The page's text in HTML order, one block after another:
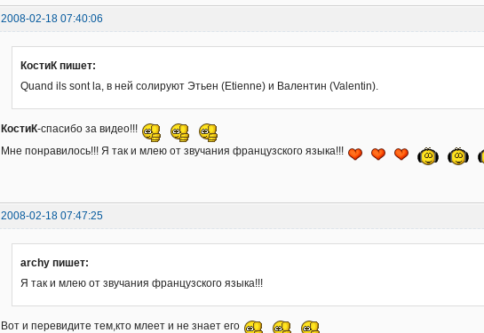
2008-02-18 07:40:06
КостиК пишет:
Quand ils sont la, в ней солируют Этьен (Etienne) и Валентин (Valentin).
КостиК-спасибо за видео!!!
Мне понравилось!!! Я так и млею от звучания французского языка!!!
2008-02-18 07:47:25
archy пишет:
Я так и млею от звучания французского языка!!!
Вот и перевидите тем,кто млеет и не знает его